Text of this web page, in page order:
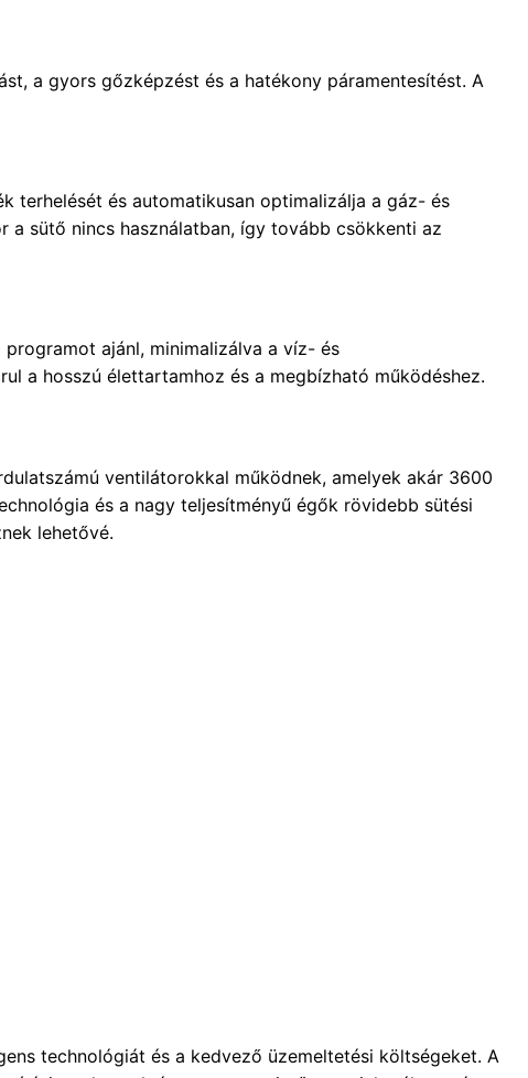
a gyors gőzképzést és a hatékony páramentesítést. A
terhelését és automatikusan optimalizálja a gáz- és
a sütő nincs használatban, így tovább csökkenti az
ajánl, minimalizálva a víz- és
a hosszú élettartamhoz és a megbízható működéshez.
ventilátorokkal működnek, amelyek akár 3600
és a nagy teljesítményű égők rövidebb sütési
lehetővé.
technológiát és a kedvező üzemeltetési költségeket. A